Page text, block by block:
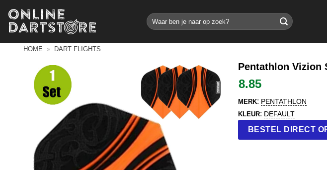
naar
inhoud
Zoeken
naar:
HOME » DART FLIGHTS
Pentathlon Vizion
8.85
MERK: PENTATHLON
KLEUR: DEFAULT
BESTEL DIRECT